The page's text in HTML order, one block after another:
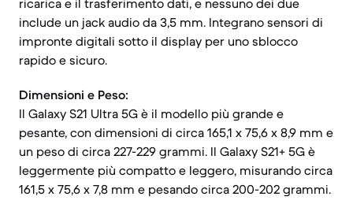
ricarica e il trasferimento dati, e nessuno dei due
include un jack audio da 3,5 mm. Integrano sensori di
impronte digitali sotto il display per uno sblocco
rapido e sicuro.
Dimensioni e Peso:
Il Galaxy S21 Ultra 5G è il modello più grande e
pesante, con dimensioni di circa 165,1 x 75,6 x 8,9 mm e
un peso di circa 227-229 grammi. Il Galaxy S21+ 5G è
leggermente più compatto e leggero, misurando circa
161,5 x 75,6 x 7,8 mm e pesando circa 200-202 grammi.